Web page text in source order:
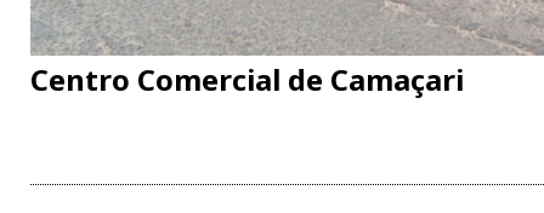
Centro Comercial de Camaçari